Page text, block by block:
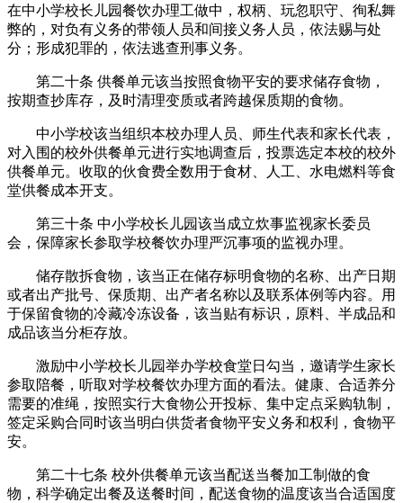
在中小学校长儿园餐饮办理工做中，权柄、玩忽职守、徇私舞
弊的，对负有义务的带领人员和间接义务人员，依法赐与处
分；形成犯罪的，依法逃查刑事义务。
第二十条 供餐单元该当按照食物平安的要求储存食物，
按期查抄库存，及时清理变质或者跨越保质期的食物。
中小学校该当组织本校办理人员、师生代表和家长代表，
对入围的校外供餐单元进行实地调查后，投票选定本校的校外
供餐单元。收取的伙食费全数用于食材、人工、水电燃料等食
堂供餐成本开支。
第三十条 中小学校长儿园该当成立炊事监视家长委员
会，保障家长参取学校餐饮办理严沉事项的监视办理。
储存散拆食物，该当正在储存标明食物的名称、出产日期
或者出产批号、保质期、出产者名称以及联系体例等内容。用
于保留食物的冷藏冷冻设备，该当贴有标识，原料、半成品和
成品该当分柜存放。
激励中小学校长儿园举办学校食堂日勾当，邀请学生家长
参取陪餐，听取对学校餐饮办理方面的看法。健康、合适养分
需要的准绳，按照实行大食物公开投标、集中定点采购轨制，
签定采购合同时该当明白供货者食物平安义务和权利，食物平
安。
第二十七条 校外供餐单元该当配送当餐加工制做的食
物，科学确定出餐及送餐时间，配送食物的温度该当合适国度